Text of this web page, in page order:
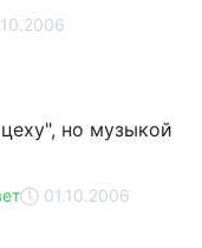
но музыкой
01.10.2006